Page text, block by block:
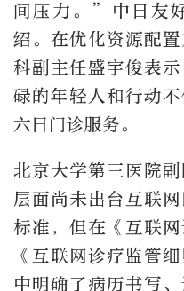
间压力。”中日友
绍。在优化资源配
科副主任盛宇俊表
碌的年轻人和行动
六日门诊服务。
北京大学第三医院
层面尚未出台互联
标准，但在《互联
《互联网诊疗监管
中明确了病历书写